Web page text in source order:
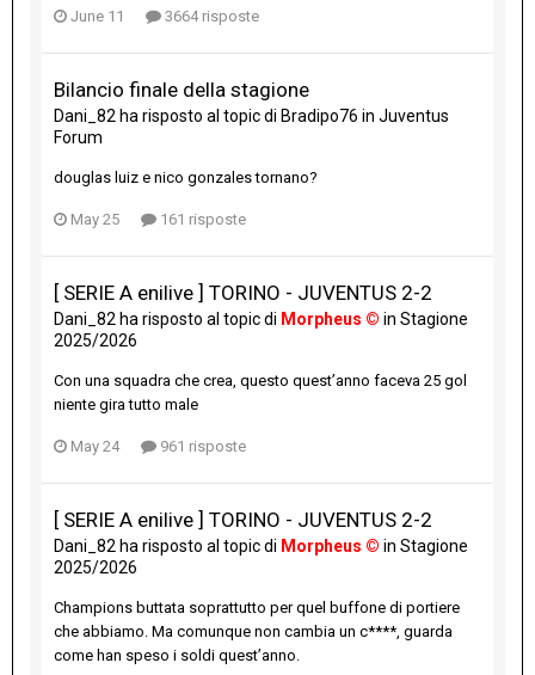
June 11 3664 risposte
Bilancio finale della stagione
Dani_82 ha risposto al topic di Bradipo76 in Juventus
Forum
douglas luiz e nico gonzales tornano?
May 25 161 risposte
[ SERIE A enilive ] TORINO - JUVENTUS 2-2
Dani_82 ha risposto al topic di Morpheus © in Stagione
2025/2026
Con una squadra che crea, questo quest’anno faceva 25 gol
niente gira tutto male
May 24 961 risposte
[ SERIE A enilive ] TORINO - JUVENTUS 2-2
Dani_82 ha risposto al topic di Morpheus © in Stagione
2025/2026
Champions buttata soprattutto per quel buffone di portiere
che abbiamo. Ma comunque non cambia un c****, guarda
come han speso i soldi quest’anno.